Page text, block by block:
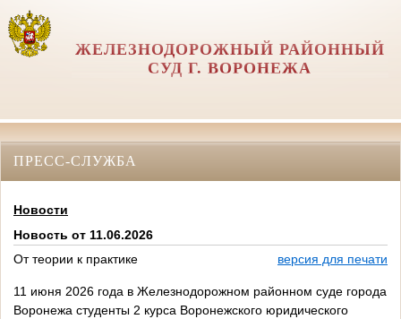
ЖЕЛЕЗНОДОРОЖНЫЙ РАЙОННЫЙ
СУД Г. ВОРОНЕЖА
ПРЕСС-СЛУЖБА
Новости
Новость от 11.06.2026
От теории к практике
версия для печати
11 июня 2026 года в Железнодорожном районном суде города
Воронежа студенты 2 курса Воронежского юридического